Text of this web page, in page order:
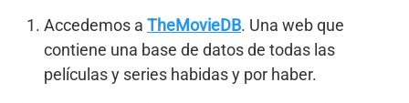
Accedemos a TheMovieDB. Una web que
contiene una base de datos de todas las
películas y series habidas y por haber.